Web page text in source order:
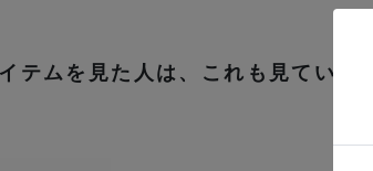
テムを見た人は、これも見ています